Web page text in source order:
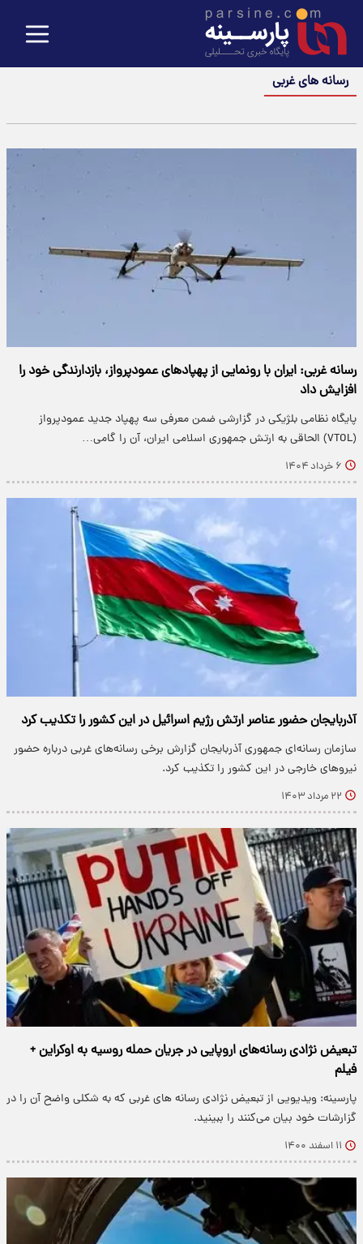
رسانه های غربی
رسانه غربی: ایران با رونمایی از پهپادهای عمودپرواز، بازدارندگی خود را
افزایش داد
پایگاه نظامی بلژیکی در گزارشی ضمن معرفی سه پهپاد جدید عمودپرواز
(VTOL) الحاقی به ارتش جمهوری اسلامی ایران، آن را گامی…
۶ خرداد ۱۴۰۴
آذربایجان حضور عناصر ارتش رژیم اسرائیل در این کشور را تکذیب کرد
سازمان رسانه‌ای جمهوری آذربایجان گزارش‌ برخی رسانه‌های غربی درباره حضور
نیروهای خارجی در این کشور را تکذیب کرد.
۲۲ مرداد ۱۴۰۳
تبعیض نژادی رسانه‌های اروپایی در جریان حمله روسیه به اوکراین +
فیلم
پارسینه: ویدیویی از تبعیض نژادی رسانه های غربی که به شکلی واضح آن را در
گزارشات خود بیان می‌کنند را ببینید.
۱۱ اسفند ۱۴۰۰